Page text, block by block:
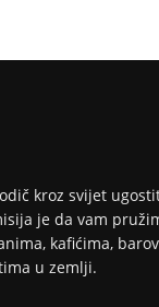
kroz svijet
je da vam
kafićima,
u zemlji.